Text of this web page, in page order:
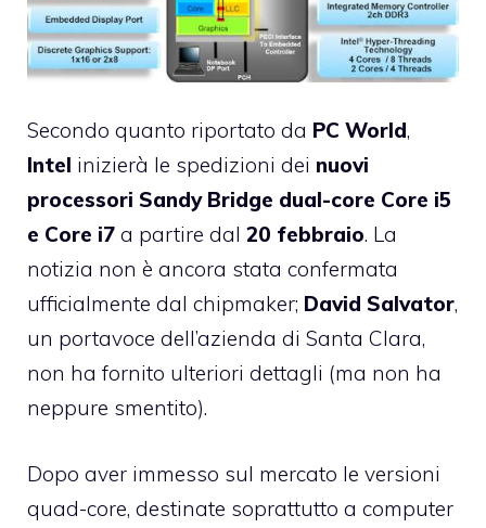
Secondo quanto riportato da PC World,
Intel inizierà le spedizioni dei nuovi
processori Sandy Bridge dual-core Core i5
e Core i7 a partire dal 20 febbraio. La
notizia non è ancora stata confermata
ufficialmente dal chipmaker; David Salvator,
un portavoce dell’azienda di Santa Clara,
non ha fornito ulteriori dettagli (ma non ha
neppure smentito).
Dopo aver immesso sul mercato le versioni
quad-core, destinate soprattutto a computer